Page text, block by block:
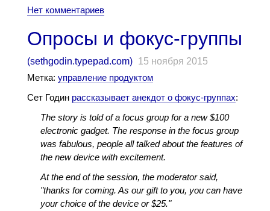
Нет комментариев
Опросы и фокус-группы
(sethgodin.typepad.com)
15 ноября 2015
Метка: управление продуктом
Сет Годин рассказывает анекдот о фокус-группах:
The story is told of a focus group for a new $100
electronic gadget. The response in the focus group
was fabulous, people all talked about the features of
the new device with excitement.
At the end of the session, the moderator said,
"thanks for coming. As our gift to you, you can have
your choice of the device or $25."